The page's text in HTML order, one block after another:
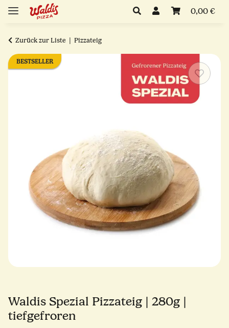
0,00 €
Zurück zur Liste Pizzateig
BESTSELLER
Waldis Spezial Pizzateig | 280g |
tiefgefroren